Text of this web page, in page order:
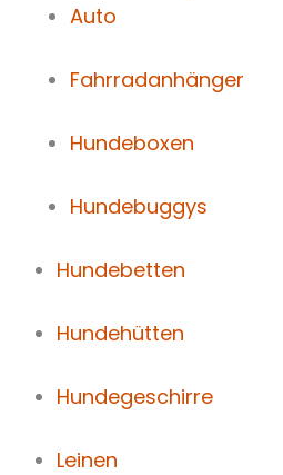
Auto
Fahrradanhänger
Hundeboxen
Hundebuggys
Hundebetten
Hundehütten
Hundegeschirre
Leinen